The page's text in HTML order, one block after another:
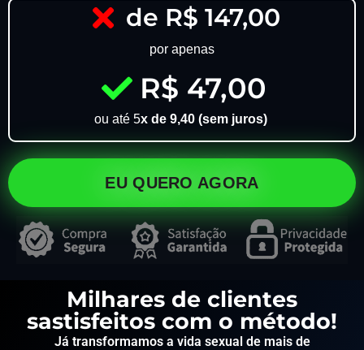
de R$ 147,00
por apenas
R$ 47,00
ou até 5x de 9,40 (sem juros)
EU QUERO AGORA
Milhares de clientes
sastisfeitos com o método!
Já transformamos a vida sexual de mais de